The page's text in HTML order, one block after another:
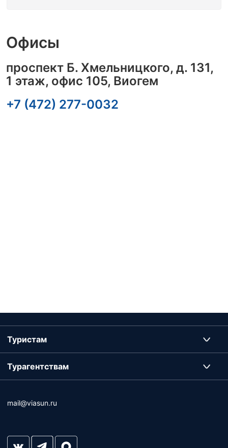
Офисы
проспект Б. Хмельницкого, д. 131,
1 этаж, офис 105, Виогем
+7 (472) 277-0032
Туристам
Турагентствам
mail@viasun.ru